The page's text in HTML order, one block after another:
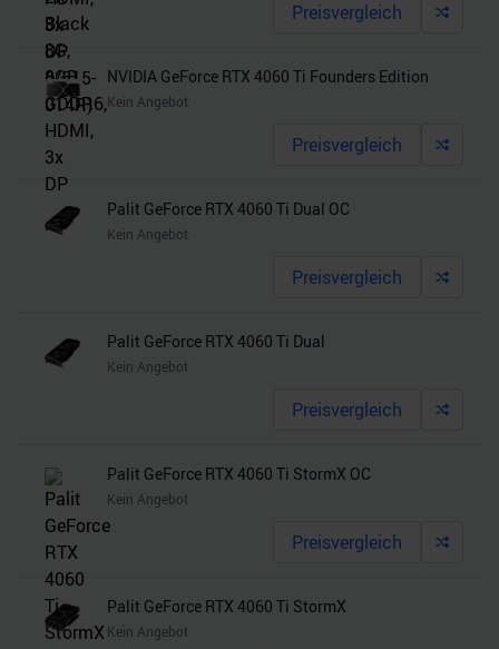
Preisvergleich
NVIDIA GeForce RTX 4060 Ti Founders Edition
Kein Angebot
Preisvergleich
Palit GeForce RTX 4060 Ti Dual OC
Kein Angebot
Preisvergleich
Palit GeForce RTX 4060 Ti Dual
Kein Angebot
Preisvergleich
Palit GeForce RTX 4060 Ti StormX OC
Kein Angebot
Preisvergleich
Palit GeForce RTX 4060 Ti StormX
Kein Angebot